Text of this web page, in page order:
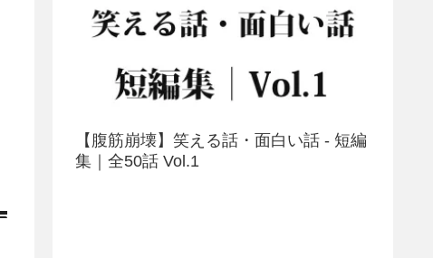
【腹筋崩壊】笑える話・面白い話 - 短編
集｜全50話 Vol.1